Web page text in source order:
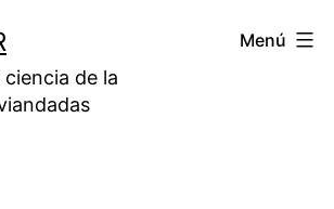
de la
Menú